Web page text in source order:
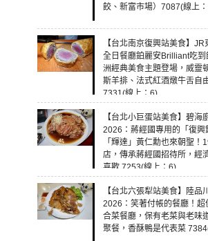
餃、新富市場）7087(線上
【台北南京復興站美食】
全日餐廳鉑麗安Brilliant吃
洲經典美食主題登場，威靈
斯羊排、法式紅酒燉牛舌自
7331(線上：6)
【台北小巨蛋站美食】碧海
2026：蔣經國專用的「復興
「輝達」黃仁勳也來朝聖！
店，傳承蔣經國招待所，經
喜歡 7253(線上：6)
【台北六張犁站美食】陸品
2026：笑著付帳的餐廳！超
合菜餐廳，保有老菜與老味
聚餐，香酥鴨是代表菜